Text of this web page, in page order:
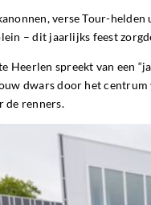
verse Tour-
– dit jaarlijks feest
Heerlen spreekt van een
dwars door het centrum
de renners.